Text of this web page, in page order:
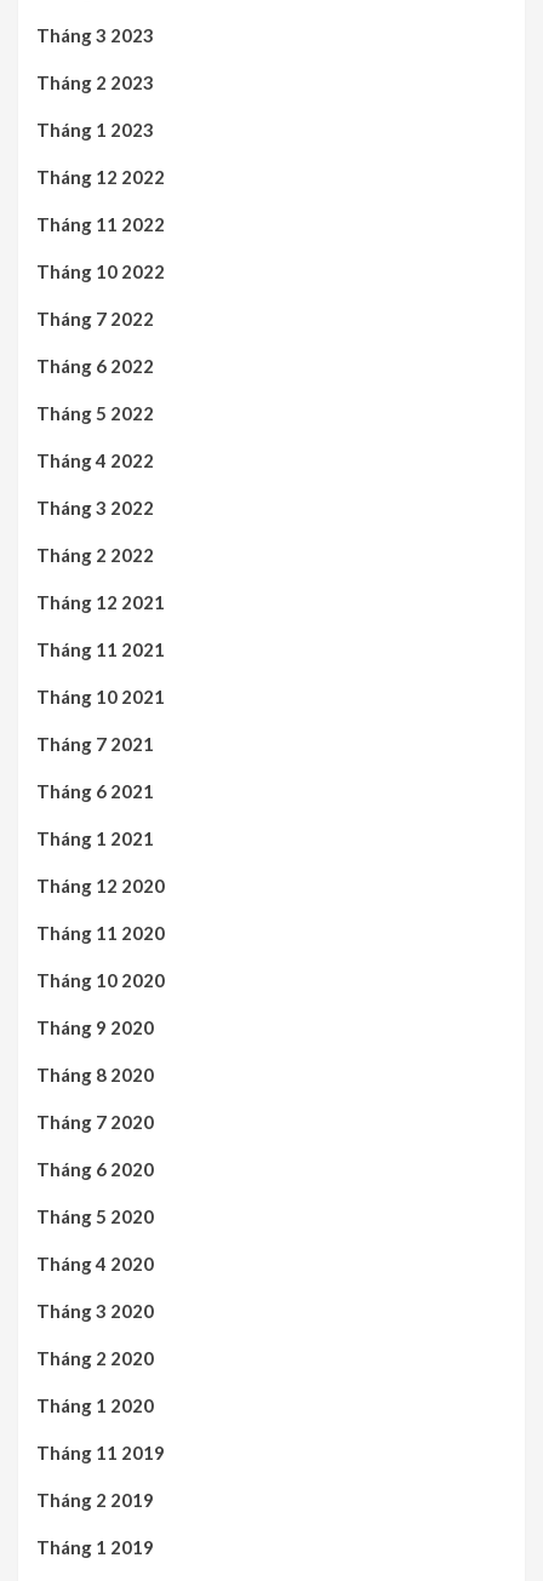
Tháng 3 2023
Tháng 2 2023
Tháng 1 2023
Tháng 12 2022
Tháng 11 2022
Tháng 10 2022
Tháng 7 2022
Tháng 6 2022
Tháng 5 2022
Tháng 4 2022
Tháng 3 2022
Tháng 2 2022
Tháng 12 2021
Tháng 11 2021
Tháng 10 2021
Tháng 7 2021
Tháng 6 2021
Tháng 1 2021
Tháng 12 2020
Tháng 11 2020
Tháng 10 2020
Tháng 9 2020
Tháng 8 2020
Tháng 7 2020
Tháng 6 2020
Tháng 5 2020
Tháng 4 2020
Tháng 3 2020
Tháng 2 2020
Tháng 1 2020
Tháng 11 2019
Tháng 2 2019
Tháng 1 2019